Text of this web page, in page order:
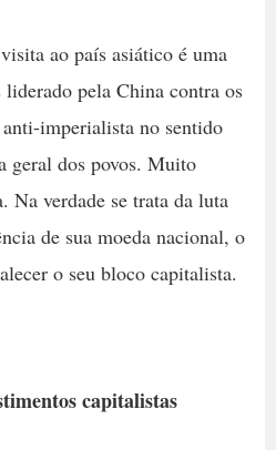
ao país asiático é uma
pela China contra os
imperialista no sentido
geral dos povos. Muito
Na verdade se trata da luta
de sua moeda nacional, o
o seu bloco capitalista.
capitalistas